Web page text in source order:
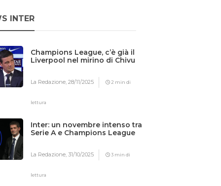
INTER
Champions League, c’è già il
Liverpool nel mirino di Chivu
La Redazione,28/11/2025 2 min di
lettura
Inter: un novembre intenso tra
Serie A e Champions League
La Redazione,31/10/2025 3 min di
lettura